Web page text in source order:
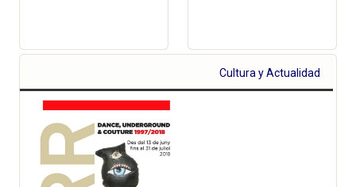
Cultura y Actualidad